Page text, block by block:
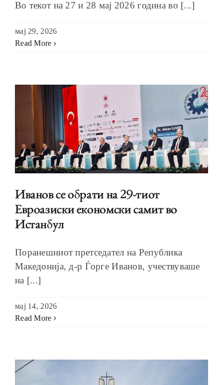
Во текот на 27 и 28 мај 2026 година во [...]
мај 29, 2026
Read More
Иванов се обрати на 29-тиот
Евроазиски економски самит во
Истанбул
Поранешниот претседател на Република
Македонија, д-р Ѓорге Иванов, учествуваше
на [...]
мај 14, 2026
Read More